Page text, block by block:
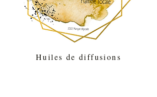
Huiles de diffusions